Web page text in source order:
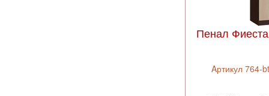
Пенал
Aртикул 764-